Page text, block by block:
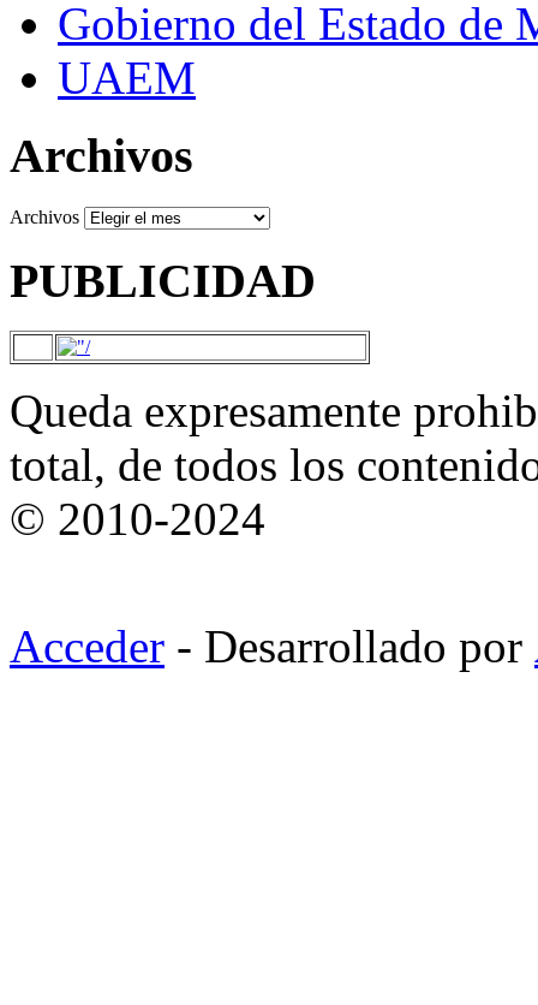
Gobierno del Estado de
UAEM
Archivos
Archivos
PUBLICIDAD
Queda expresamente
total, de todos los
© 2010-2024
Acceder - Desarrollado por